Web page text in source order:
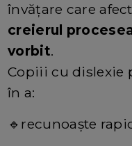
învățare care
creierul
vorbit.
Copiii cu
în a:
🔹recunoaște